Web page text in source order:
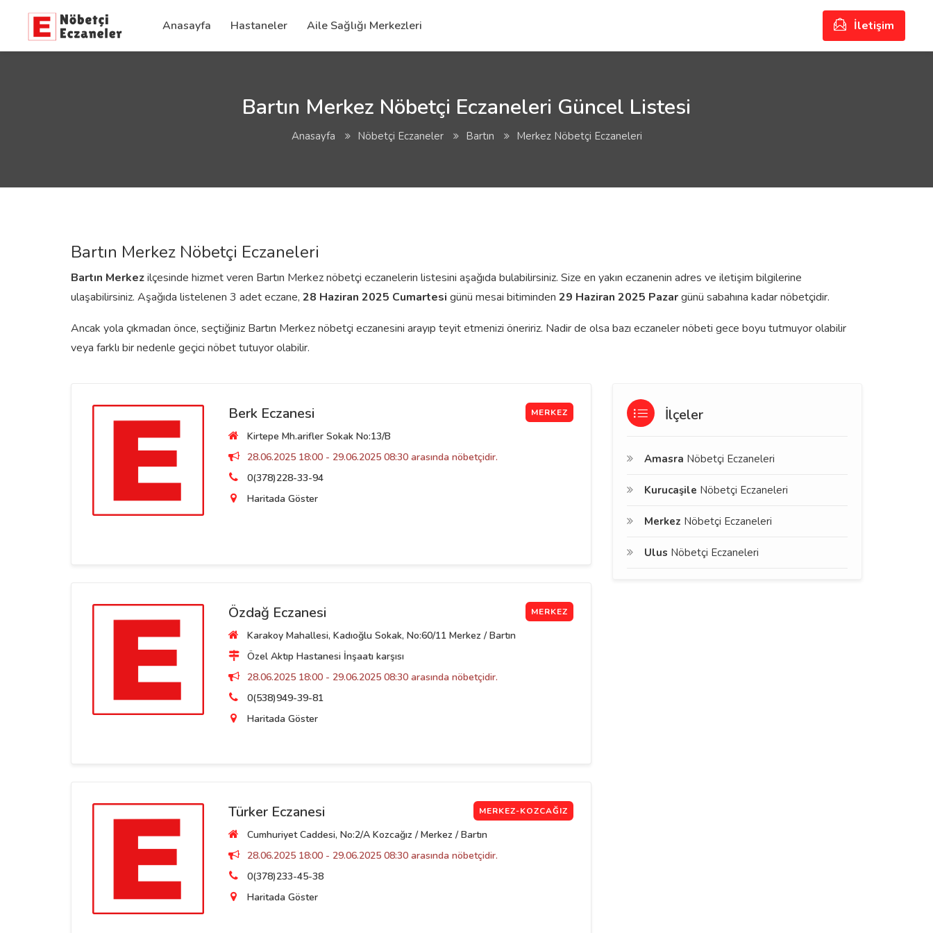
Anasayfa Hastaneler Aile Sağlığı Merkezleri İletişim
Bartın Merkez Nöbetçi Eczaneleri Güncel Listesi
Anasayfa Nöbetçi Eczaneler Bartın Merkez Nöbetçi Eczaneleri
Bartın Merkez Nöbetçi Eczaneleri
Bartın Merkezilçesinde hizmet veren Bartın Merkez nöbetçi eczanelerin listesini aşağıda bulabilirsiniz. Size en yakın eczanenin adres ve iletişim bilgilerine
ulaşabilirsiniz. Aşağıda listelenen 3 adet eczane, 28 Haziran 2025 Cumartesi günü mesai bitiminden 29 Haziran 2025 Pazargünü sabahına kadar nöbetçidir.
Ancak yola çıkmadan önce, seçtiğiniz Bartın Merkez nöbetçi eczanesini arayıp teyit etmenizi öneririz. Nadir de olsa bazı eczaneler nöbeti gece boyu tutmuyor olabilir
veya farklı bir nedenle geçici nöbet tutuyor olabilir.
Berk Eczanesi MERKEZ
Kirtepe Mh.arifler Sokak No:13/B
28.06.2025 18:00 - 29.06.2025 08:30 arasında nöbetçidir.
0(378)228-33-94
Haritada Göster
Özdağ Eczanesi MERKEZ
Karakoy Mahallesi, Kadıoğlu Sokak, No:60/11 Merkez / Bartın
Özel Aktıp Hastanesi İnşaatı karşısı
28.06.2025 18:00 - 29.06.2025 08:30 arasında nöbetçidir.
0(538)949-39-81
Haritada Göster
Türker Eczanesi MERKEZ-KOZCAĞIZ
Cumhuriyet Caddesi, No:2/A Kozcağız / Merkez / Bartın
28.06.2025 18:00 - 29.06.2025 08:30 arasında nöbetçidir.
0(378)233-45-38
Haritada Göster
İlçeler
Amasra Nöbetçi Eczaneleri
Kurucaşile Nöbetçi Eczaneleri
Merkez Nöbetçi Eczaneleri
Ulus Nöbetçi Eczaneleri